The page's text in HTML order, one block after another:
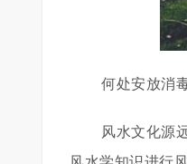
何处安放消
风水文化源